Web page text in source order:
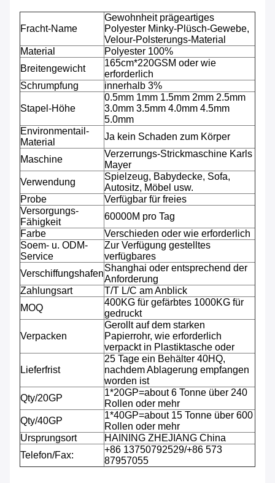
Fracht-Name
Gewohnheit prägeartiges
Polyester Minky-Plüsch-Gewebe,
Velour-Polsterungs-Material
Material
Polyester 100%
Breitengewicht
165cm*220GSM oder wie
erforderlich
Schrumpfung
innerhalb 3%
Stapel-Höhe
0.5mm 1mm 1.5mm 2mm 2.5mm
3.0mm 3.5mm 4.0mm 4.5mm
5.0mm
Environmentail-
Material
Ja kein Schaden zum Körper
Maschine
Verzerrungs-Strickmaschine Karls
Mayer
Verwendung
Spielzeug, Babydecke, Sofa,
Autositz, Möbel usw.
Probe
Verfügbar für freies
Versorgungs-
Fähigkeit
60000M pro Tag
Farbe
Verschieden oder wie erforderlich
Soem- u. ODM-
Service
Zur Verfügung gestelltes
verfügbares
Verschiffungshafen
Shanghai oder entsprechend der
Anforderung
Zahlungsart
T/T L/C am Anblick
MOQ
400KG für gefärbtes 1000KG für
gedruckt
Verpacken
Gerollt auf dem starken
Papierrohr, wie erforderlich
verpackt in Plastiktasche oder
Lieferfrist
25 Tage ein Behälter 40HQ,
nachdem Ablagerung empfangen
worden ist
Qty/20GP
1*20GP=about 6 Tonne über 240
Rollen oder mehr
Qty/40GP
1*40GP=about 15 Tonne über 600
Rollen oder mehr
Ursprungsort
HAINING ZHEJIANG China
Telefon/Fax:
+86 13750792529/+86 573
87957055